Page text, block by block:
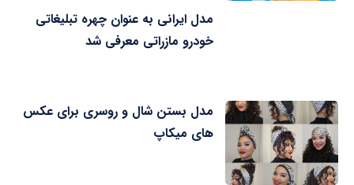
مدل ایرانی به عنوان چهره تبلیغاتی
خودرو مازراتی معرفی شد
مدل بستن شال و روسری برای عکس
های میکاپ